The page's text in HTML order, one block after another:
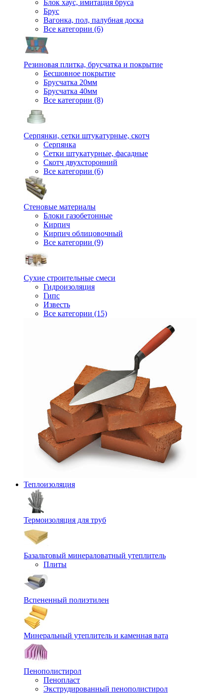
Блок хаус, имитация бруса
Брус
Вагонка, пол, палубная доска
Все категории (6)
Резиновая плитка, брусчатка и покрытие
Бесшовное покрытие
Брусчатка 20мм
Брусчатка 40мм
Все категории (8)
Серпянки, сетки штукатурные, скотч
Серпянка
Сетки штукатурные, фасадные
Скотч двухсторонний
Все категории (6)
Стеновые материалы
Блоки газобетонные
Кирпич
Кирпич облицовочный
Все категории (9)
Сухие строительные смеси
Гидроизоляция
Гипс
Известь
Все категории (15)
Теплоизоляция
Термоизоляция для труб
Базальтовый минераловатный утеплитель
Плиты
Вспененный полиэтилен
Минеральный утеплитель и каменная вата
Пенополистирол
Пенопласт
Экструдированный пенополистирол